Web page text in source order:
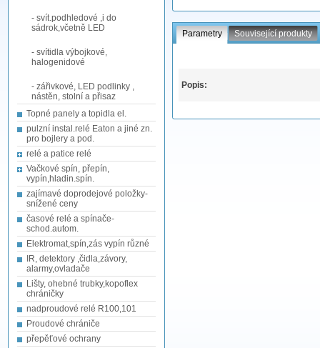
- svít.podhledové ,i do
sádrok,včetně LED
- svítidla výbojkové,
halogenidové
- zářivkové, LED podlinky ,
nástěn, stolní a přisaz
Topné panely a topidla el.
pulzní instal.relé Eaton a jiné zn.
pro bojlery a pod.
relé a patice relé
Vačkové spín, přepín,
vypín,hladin.spín.
zajímavé doprodejové položky-
snížené ceny
časové relé a spínače-
schod.autom.
Elektromat,spín,zás vypín různé
IR, detektory ,čidla,závory,
alarmy,ovladače
Lišty, ohebné trubky,kopoflex
chráničky
nadproudové relé R100,101
Proudové chrániče
přepěťové ochrany
Parametry Související produkty
Popis: